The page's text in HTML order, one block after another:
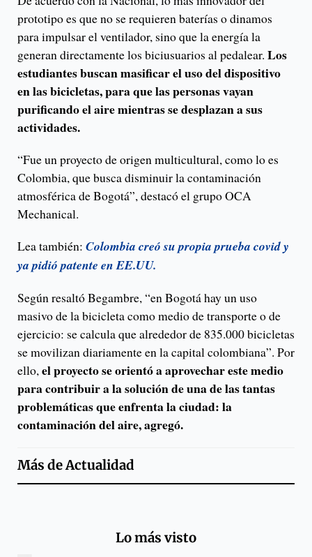
prototipo es que no se requieren baterías o dinamos
para impulsar el ventilador, sino que la energía la
generan directamente los biciusuarios al pedalear. Los
estudiantes buscan masificar el uso del dispositivo
en las bicicletas, para que las personas vayan
purificando el aire mientras se desplazan a sus
actividades.
“Fue un proyecto de origen multicultural, como lo es
Colombia, que busca disminuir la contaminación
atmosférica de Bogotá”, destacó el grupo OCA
Mechanical.
Lea también: Colombia creó su propia prueba covid y
ya pidió patente en EE.UU.
Según resaltó Begambre, “en Bogotá hay un uso
masivo de la bicicleta como medio de transporte o de
ejercicio: se calcula que alrededor de 835.000 bicicletas
se movilizan diariamente en la capital colombiana”. Por
ello, el proyecto se orientó a aprovechar este medio
para contribuir a la solución de una de las tantas
problemáticas que enfrenta la ciudad: la
contaminación del aire, agregó.
Más deActualidad
Lo más visto